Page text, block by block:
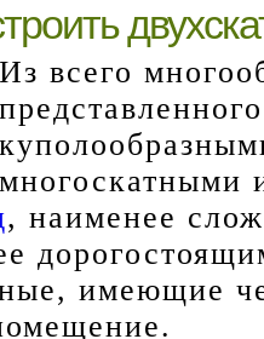
Из всего
многоскатными
, наименее
имеющие